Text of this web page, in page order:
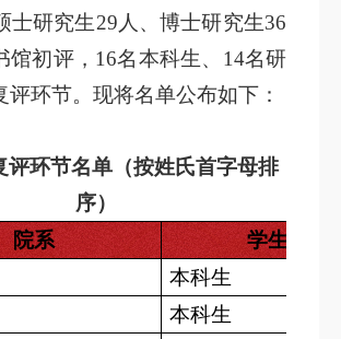
士研究生29人、博士研究生36
馆初评，16名本科生、14名研
评环节。现将名单公布如下：
评环节名单（按姓氏首字母排
序）
院系
学生类型
本科生
本科生